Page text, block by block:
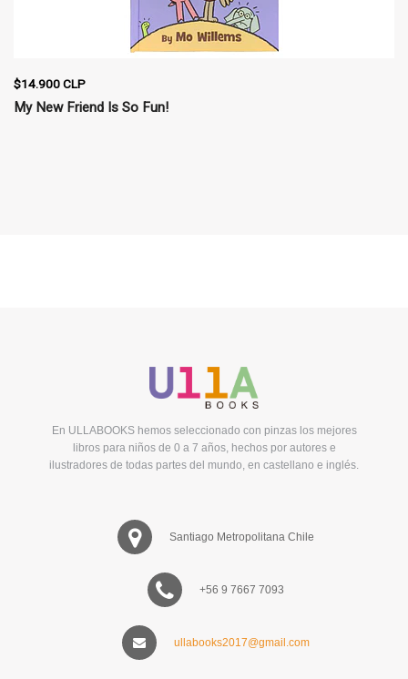
$14.900 CLP
My New Friend Is So Fun!
En ULLABOOKS hemos seleccionado con pinzas los mejores
libros para niños de 0 a 7 años, hechos por autores e
ilustradores de todas partes del mundo, en castellano e inglés.
Santiago Metropolitana Chile
+56 9 7667 7093
ullabooks2017@gmail.com